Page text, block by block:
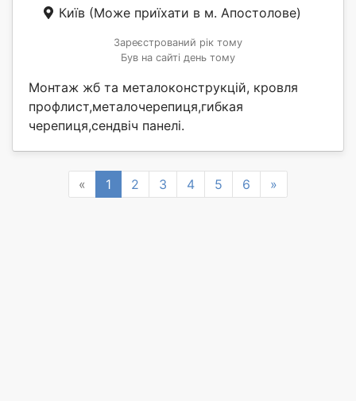
Київ (Може приїхати в м. Апостолове)
Зареєстрований рік тому
Був на сайті день тому
Монтаж жб та металоконструкцій, кровля
профлист,металочерепиця,гибкая
черепиця,сендвіч панелі.
« Previous
1 2 3 4 5 6 »